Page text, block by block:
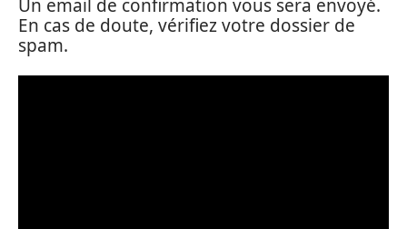
Un email de confirmation vous sera envoyé.
En cas de doute, vérifiez votre dossier de
spam.